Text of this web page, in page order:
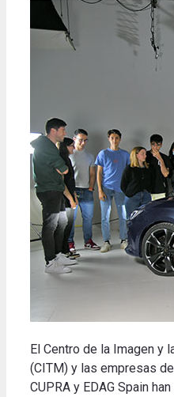
El Centro de la Imagen y
(CITM) y las empresas
CUPRA y EDAG Spain